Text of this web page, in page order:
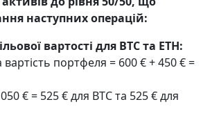
наступних операцій:
вартості для BTC та ETH:
вартість портфеля = 600 € + 450 € =
€ = 525 € для BTC та 525 € для